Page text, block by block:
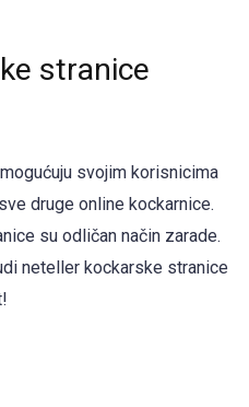
stranice
svojim korisnicima
druge online kockarnice.
su odličan način zarade.
neteller kockarske stranice